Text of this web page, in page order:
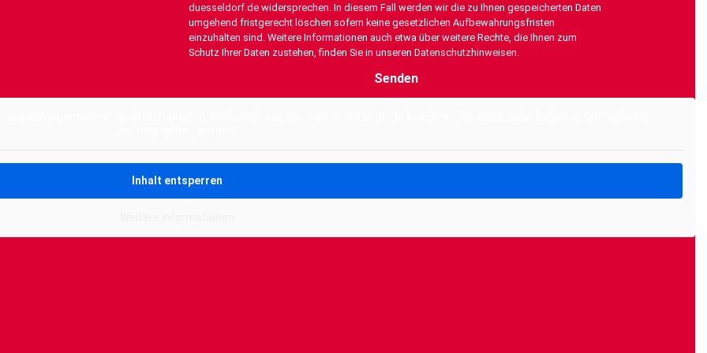
duesseldorf.de widersprechen. In diesem Fall werden wir die zu Ihnen gespeicherten Daten
umgehend fristgerecht löschen sofern keine gesetzlichen Aufbewahrungsfristen
einzuhalten sind. Weitere Informationen auch etwa über weitere Rechte, die Ihnen zum
Schutz Ihrer Daten zustehen, finden Sie in unseren Datenschutzhinweisen.
Inhalt entsperren